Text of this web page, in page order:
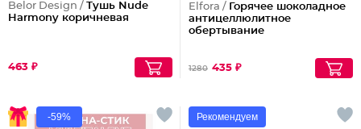
Belor Design / Тушь Nude
Harmony коричневая
463 ₽
Elfora / Горячее шоколадное
антицеллюлитное
обертывание
1280 435 ₽
-59% Рекомендуем